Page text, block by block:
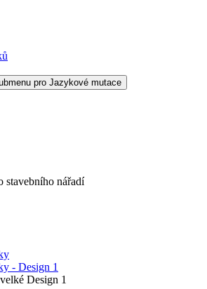
pro Jazykové mutace
stavebního nářadí
- Design 1
Design 1